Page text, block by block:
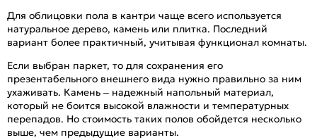
Для облицовки пола в кантри чаще всего используется
натуральное дерево, камень или плитка. Последний
вариант более практичный, учитывая функционал комнаты.
Если выбран паркет, то для сохранения его
презентабельного внешнего вида нужно правильно за ним
ухаживать. Камень – надежный напольный материал,
который не боится высокой влажности и температурных
перепадов. Но стоимость таких полов обойдется несколько
выше, чем предыдущие варианты.